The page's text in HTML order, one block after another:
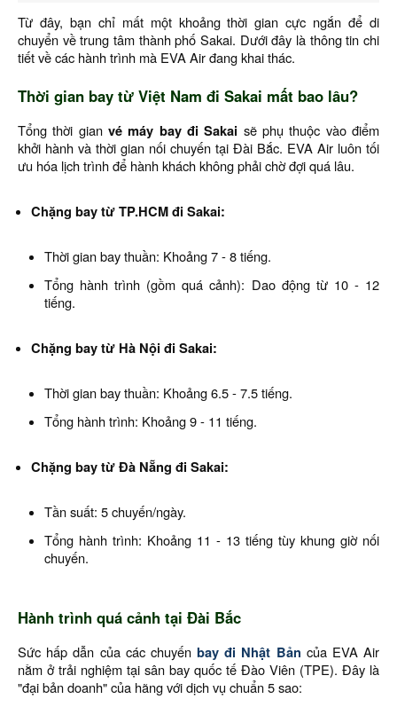
Từ đây, bạn chỉ mất một khoảng thời gian cực ngắn để di
chuyển về trung tâm thành phố Sakai. Dưới đây là thông tin chi
tiết về các hành trình mà EVA Air đang khai thác.
Thời gian bay từ Việt Nam đi Sakai mất bao lâu?
Tổng thời gian vé máy bay đi Sakai sẽ phụ thuộc vào điểm
khởi hành và thời gian nối chuyến tại Đài Bắc. EVA Air luôn tối
ưu hóa lịch trình để hành khách không phải chờ đợi quá lâu.
Chặng bay từ TP.HCM đi Sakai:
Thời gian bay thuần: Khoảng 7 - 8 tiếng.
Tổng hành trình (gồm quá cảnh): Dao động từ 10 - 12
tiếng.
Chặng bay từ Hà Nội đi Sakai:
Thời gian bay thuần: Khoảng 6.5 - 7.5 tiếng.
Tổng hành trình: Khoảng 9 - 11 tiếng.
Chặng bay từ Đà Nẵng đi Sakai:
Tần suất: 5 chuyến/ngày.
Tổng hành trình: Khoảng 11 - 13 tiếng tùy khung giờ nối
chuyến.
Hành trình quá cảnh tại Đài Bắc
Sức hấp dẫn của các chuyếnbay đi Nhật Bản của EVA Air
nằm ở trải nghiệm tại sân bay quốc tế Đào Viên (TPE). Đây là
"đại bản doanh" của hãng với dịch vụ chuẩn 5 sao: